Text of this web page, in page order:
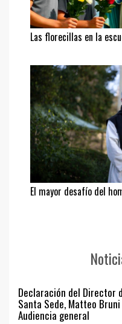
Las florecillas en la
El mayor desafío del
Declaración del Director
Santa Sede, Matteo Bruni
Audiencia general